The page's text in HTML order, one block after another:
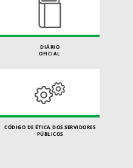
DIÁRIO
OFICIAL
CÓDIGO DE ÉTICA DOS SERVIDORES
PÚBLICOS